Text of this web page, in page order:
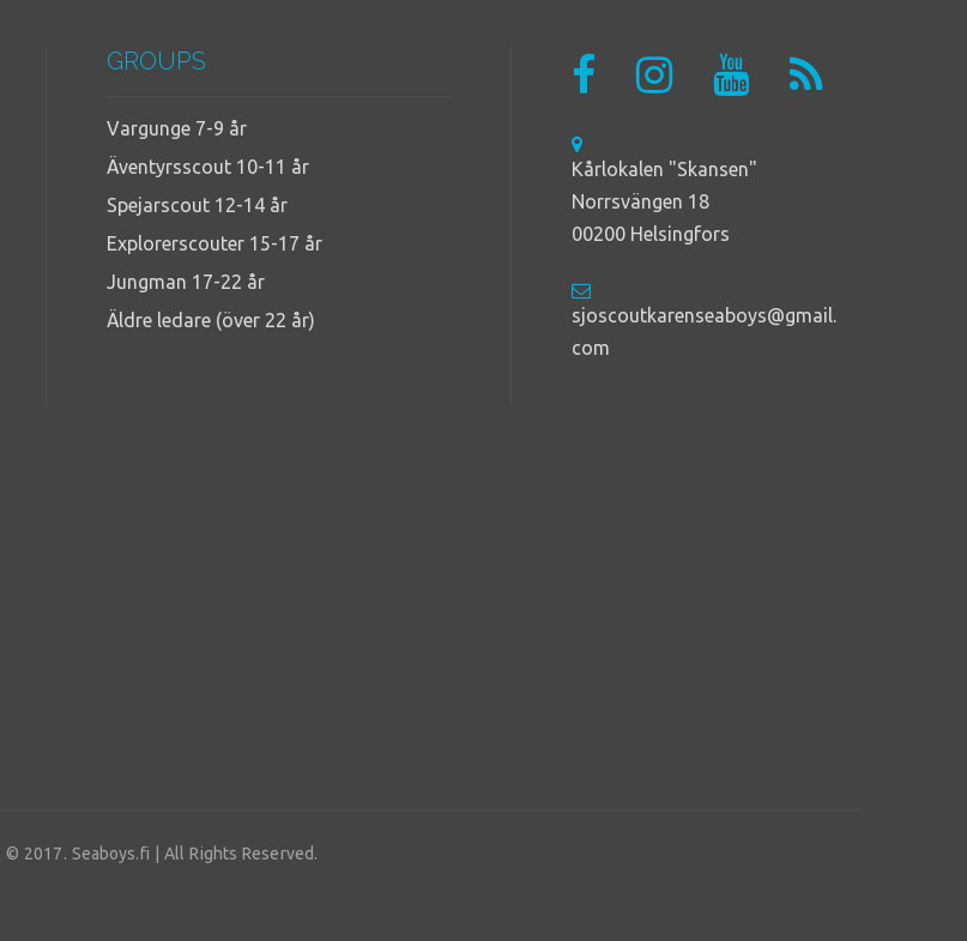
GROUPS
Vargunge 7-9 år
Äventyrsscout 10-11 år
Spejarscout 12-14 år
Explorerscouter 15-17 år
Jungman 17-22 år
Äldre ledare (över 22 år)
Kårlokalen "Skansen"
Norrsvängen 18
00200 Helsingfors
sjoscoutkarenseaboys@gmail.
com
© 2017. Seaboys.fi | All Rights Reserved.